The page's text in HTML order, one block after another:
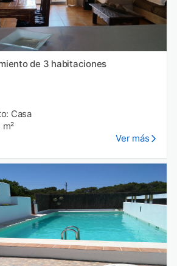
de 3 habitaciones
Casa
m²
Ver más